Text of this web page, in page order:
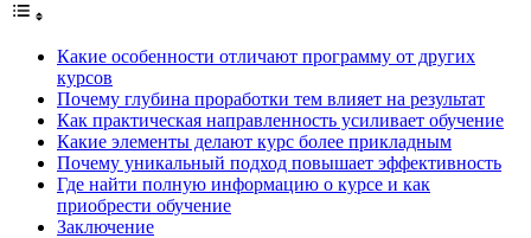
Какие особенности отличают программу от других
курсов
Почему глубина проработки тем влияет на результат
Как практическая направленность усиливает обучение
Какие элементы делают курс более прикладным
Почему уникальный подход повышает эффективность
Где найти полную информацию о курсе и как
приобрести обучение
Заключение